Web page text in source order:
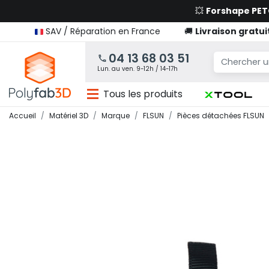
💥 Forshape
SAV / Réparation en France
🚚 Livraison
04 13 68 03 51
Lun. au ven. 9-12h / 14-17h
Tous les produits
Accueil Matériel 3D Marque FLSUN Pièces détachées FLSUN